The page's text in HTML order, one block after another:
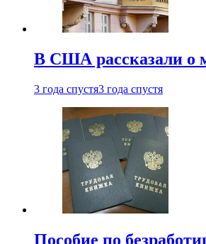
В США рассказали о
3 года спустя3 года спустя
Пособие по